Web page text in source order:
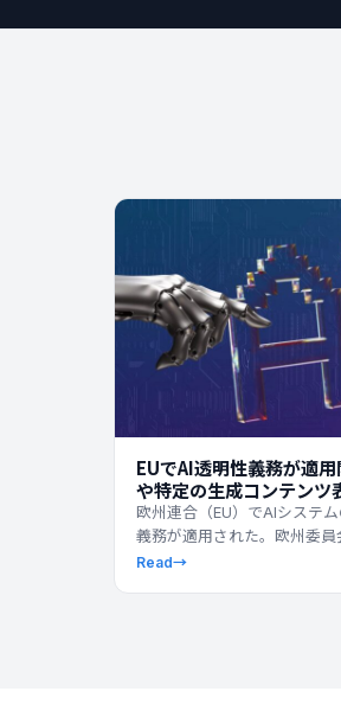
EUでAI透明性義務が適
や特定の生成コンテンツ
欧州連合（EU）でAIシステ
義務が適用された。欧州委員
Read→